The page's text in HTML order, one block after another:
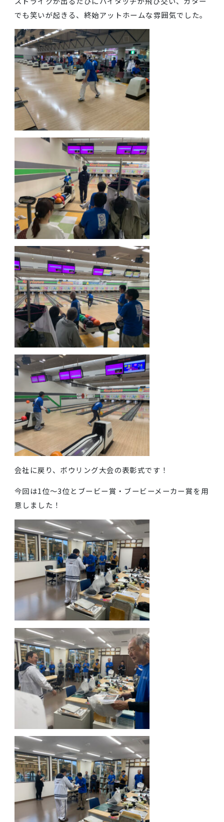
午後のスポーツ大会
約1年ぶりの社内スポーツ大会として、今回はボウリ
グ大会を開催しました。
前回から少し間が空いていたこともあり、久しぶりに
まって体を動かせるイベントということで、参加者の
待も高まっていました。
部署や役職をシャッフルしたチーム編成で行い、普段
まり話す機会がないメンバー同士も同じレーンでわい
いと楽しみました。
ストライクが出るたびにハイタッチが飛び交い、ガタ
でも笑いが起きる、終始アットホームな雰囲気でし
会社に戻り、ボウリング大会の表彰式です！
今回は1位～3位とブービー賞・ブービーメーカー賞
意しました！